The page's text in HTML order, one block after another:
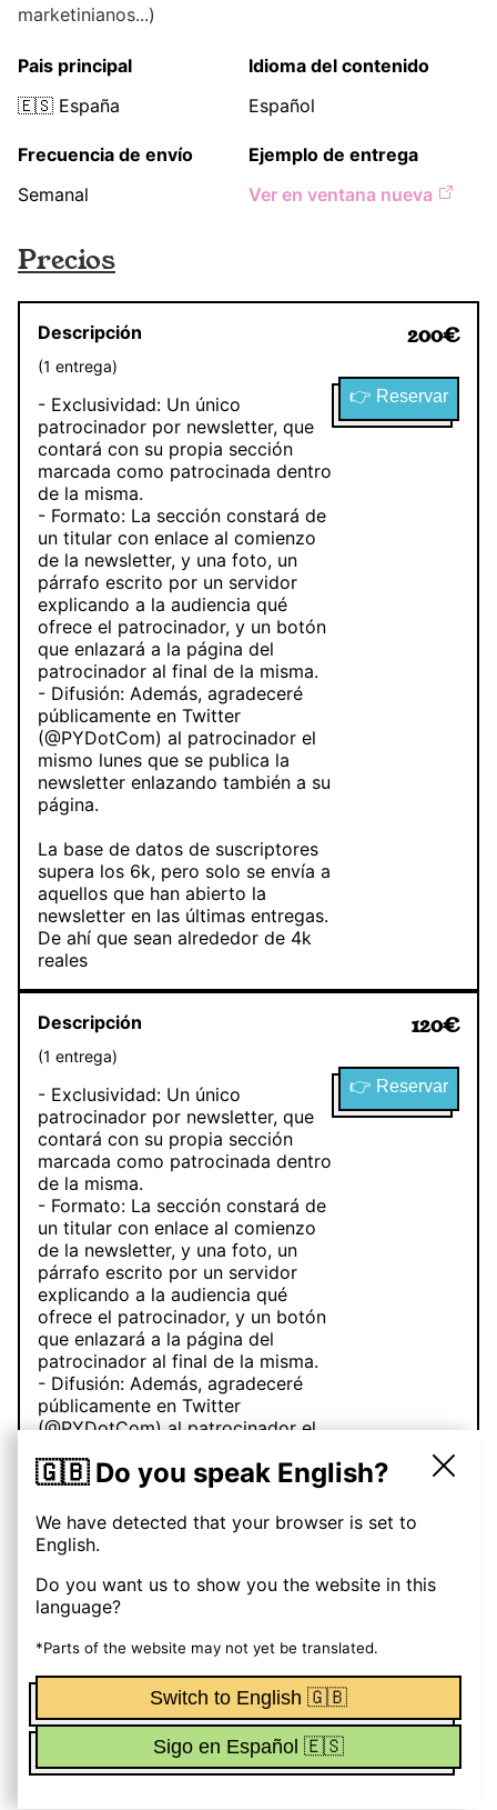
🇬🇧 Do you speak English?
We have detected that your browser is set to
English.
Do you want us to show you the website in this
language?
*Parts of the website may not yet be translated.
Switch to English 🇬🇧
Sigo en Español 🇪🇸
marketinianos...)
Pais principal
🇪🇸 España
Idioma del contenido
Español
Frecuencia de envío
Semanal
Ejemplo de entrega
Ver en ventana nueva
Precios
Descripción
(1 entrega)
- Exclusividad: Un único
patrocinador por newsletter, que
contará con su propia sección
marcada como patrocinada dentro
de la misma.
- Formato: La sección constará de
un titular con enlace al comienzo
de la newsletter, y una foto, un
párrafo escrito por un servidor
explicando a la audiencia qué
ofrece el patrocinador, y un botón
que enlazará a la página del
patrocinador al final de la misma.
- Difusión: Además, agradeceré
públicamente en Twitter
(@PYDotCom) al patrocinador el
mismo lunes que se publica la
newsletter enlazando también a su
página.
La base de datos de suscriptores
supera los 6k, pero solo se envía a
aquellos que han abierto la
newsletter en las últimas entregas.
De ahí que sean alrededor de 4k
reales
200€
👉 Reservar
Descripción
(1 entrega)
- Exclusividad: Un único
patrocinador por newsletter, que
contará con su propia sección
marcada como patrocinada dentro
de la misma.
- Formato: La sección constará de
un titular con enlace al comienzo
de la newsletter, y una foto, un
párrafo escrito por un servidor
explicando a la audiencia qué
ofrece el patrocinador, y un botón
que enlazará a la página del
patrocinador al final de la misma.
- Difusión: Además, agradeceré
públicamente en Twitter
(@PYDotCom) al patrocinador el
newsletter enlazando también a su
La base de datos de suscriptores
supera los 6k, pero solo se envía a
aquellos que han abierto la
newsletter en las últimas entregas.
reales
120€
👉 Reservar
Funciona con OhMyNewst